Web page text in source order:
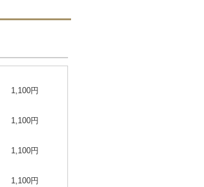
1,100円
1,100円
1,100円
1,100円